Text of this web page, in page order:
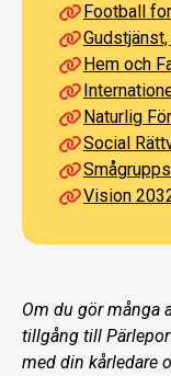
Football for
Hem och
Naturlig
Social
Vision
Om du gör många
tillgång till
med din kårledare